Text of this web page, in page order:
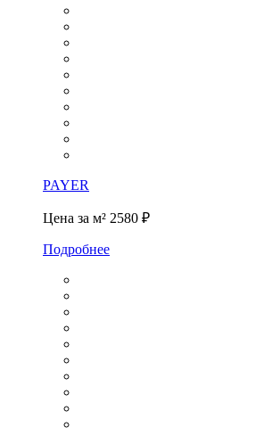
PAYER
Цена за м² 2580 ₽
Подробнее